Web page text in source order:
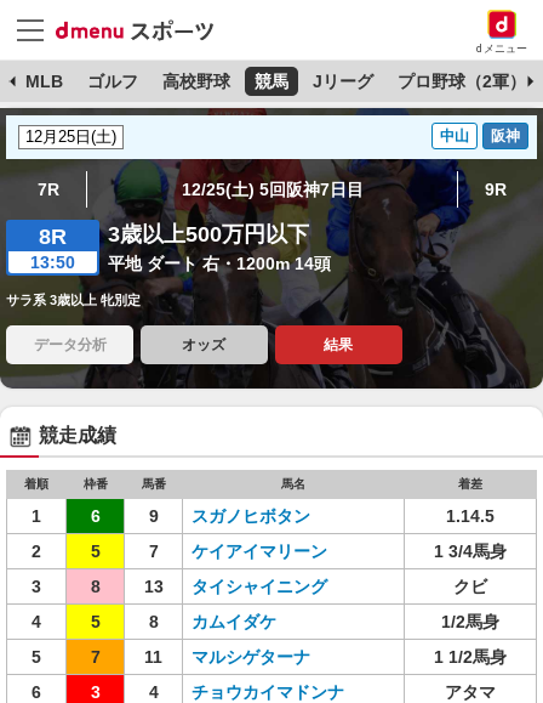
dメニュー
MLB ゴルフ 高校野球 競馬 Jリーグ プロ野球（2軍）
中山 阪神
7R 12/25(土) 5回阪神7日目 9R
8R
13:50
3歳以上500万円以下
平地 ダート 右・1200m 14頭
サラ系 3歳以上 牝別定
データ分析 オッズ 結果
競走成績
着順 枠番 馬番 馬名 着差
1 6 9 スガノヒボタン
1.14.5
2
5 7 ケイアイマリーン
1 3/4馬身
3
8 13 タイシャイニング
クビ
4
5 8 カムイダケ
1/2馬身
5
7 11 マルシゲターナ
1 1/2馬身
6
3 4 チョウカイマドンナ
アタマ